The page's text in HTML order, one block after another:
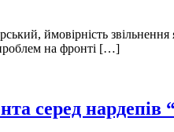
ймовірність
на фронті […]
серед нардепів